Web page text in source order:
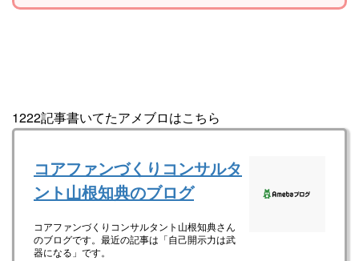
1222記事書いてたアメブロはこちら
コアファンづくりコンサルタ
ント山根知典のブログ
コアファンづくりコンサルタント山根知典さん
のブログです。最近の記事は「自己開示力は武
器になる」です。